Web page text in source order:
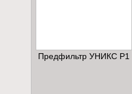
Предфильтр УНИКС Р1